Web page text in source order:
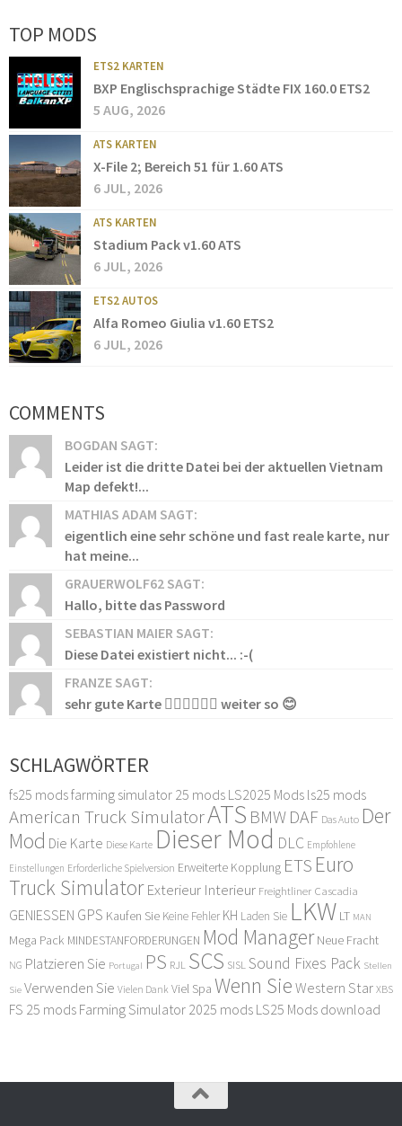
TOP MODS
ETS2 KARTEN
BXP Englischsprachige Städte FIX 160.0 ETS2
5 AUG, 2026
ATS KARTEN
X-File 2; Bereich 51 für 1.60 ATS
6 JUL, 2026
ATS KARTEN
Stadium Pack v1.60 ATS
6 JUL, 2026
ETS2 AUTOS
Alfa Romeo Giulia v1.60 ETS2
6 JUL, 2026
COMMENTS
BOGDAN SAGT:
Leider ist die dritte Datei bei der aktuellen Vietnam
Map defekt!...
MATHIAS ADAM SAGT:
eigentlich eine sehr schöne und fast reale karte, nur
hat meine...
GRAUERWOLF62 SAGT:
Hallo, bitte das Password
SEBASTIAN MAIER SAGT:
Diese Datei existiert nicht... :-(
FRANZE SAGT:
sehr gute Karte 👍🏻👍🏻👍🏻 weiter so 😊
SCHLAGWÖRTER
fs25 modsfarming simulator 25 mods LS2025 Mods ls25 mods
American Truck SimulatorATS BMW DAF Das Auto Der
Mod Die Karte Diese Karte Dieser Mod DLC Empfohlene
Einstellungen Erforderliche Spielversion Erweiterte Kopplung ETS Euro
Truck Simulator Exterieur Interieur Freightliner Cascadia
GENIESSEN GPS Kaufen Sie Keine Fehler KH Laden Sie LKW LT MAN
Mega Pack MINDESTANFORDERUNGEN Mod Manager Neue Fracht
NG Platzieren Sie Portugal PS RJL SCS SISLSound Fixes Pack Stellen
Sie Verwenden Sie Vielen Dank Viel Spa Wenn Sie Western Star XBS
FS 25 mods Farming Simulator 2025 mods LS25 Mods download